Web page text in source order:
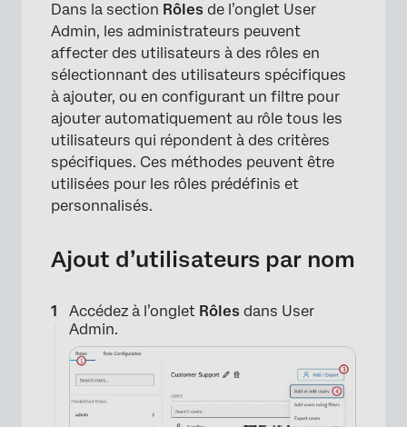
Dans la section Rôles de l’onglet User
Admin, les administrateurs peuvent
affecter des utilisateurs à des rôles en
sélectionnant des utilisateurs spécifiques
à ajouter, ou en configurant un filtre pour
ajouter automatiquement au rôle tous les
utilisateurs qui répondent à des critères
spécifiques. Ces méthodes peuvent être
utilisées pour les rôles prédéfinis et
personnalisés.
Ajout d’utilisateurs par nom
Accédez à l’onglet Rôles dans User
Admin.